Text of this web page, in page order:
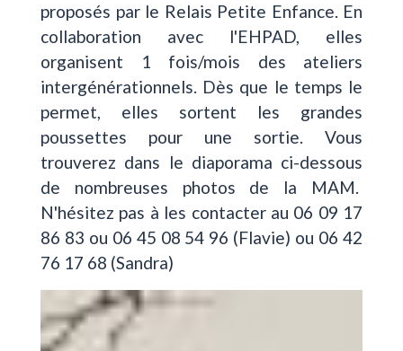
proposés par le Relais Petite Enfance. En
collaboration avec l'EHPAD, elles
organisent 1 fois/mois des ateliers
intergénérationnels. Dès que le temps le
permet, elles sortent les grandes
poussettes pour une sortie. Vous
trouverez dans le diaporama ci-dessous
de nombreuses photos de la MAM.
N'hésitez pas à les contacter au 06 09 17
86 83 ou 06 45 08 54 96 (Flavie) ou 06 42
76 17 68 (Sandra)